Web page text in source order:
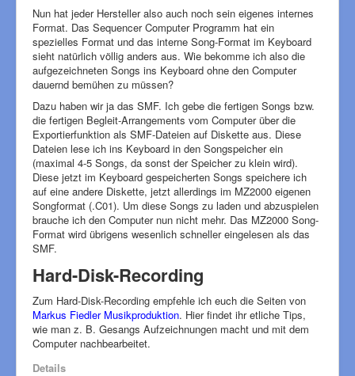
Nun hat jeder Hersteller also auch noch sein eigenes internes
Format. Das Sequencer Computer Programm hat ein
spezielles Format und das interne Song-Format im Keyboard
sieht natürlich völlig anders aus. Wie bekomme ich also die
aufgezeichneten Songs ins Keyboard ohne den Computer
dauernd bemühen zu müssen?
Dazu haben wir ja das SMF. Ich gebe die fertigen Songs bzw.
die fertigen Begleit-Arrangements vom Computer über die
Exportierfunktion als SMF-Dateien auf Diskette aus. Diese
Dateien lese ich ins Keyboard in den Songspeicher ein
(maximal 4-5 Songs, da sonst der Speicher zu klein wird).
Diese jetzt im Keyboard gespeicherten Songs speichere ich
auf eine andere Diskette, jetzt allerdings im MZ2000 eigenen
Songformat (.C01). Um diese Songs zu laden und abzuspielen
brauche ich den Computer nun nicht mehr. Das MZ2000 Song-
Format wird übrigens wesenlich schneller eingelesen als das
SMF.
Hard-Disk-Recording
Zum Hard-Disk-Recording empfehle ich euch die Seiten von
Markus Fiedler Musikproduktion. Hier findet ihr etliche Tips,
wie man z. B. Gesangs Aufzeichnungen macht und mit dem
Computer nachbearbeitet.
Details